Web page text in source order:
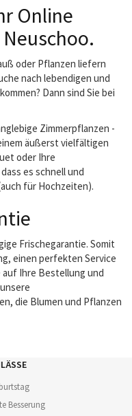
Online
oder Pflanzen liefern
nach lebendigen und
Dann sind Sie bei
Zimmerpflanzen -
äußerst vielfältigen
oder Ihre
es schnell und
für Hochzeiten).
Frischegarantie. Somit
einen perfekten Service
Ihre Bestellung und
die Blumen und Pflanzen
Besserung